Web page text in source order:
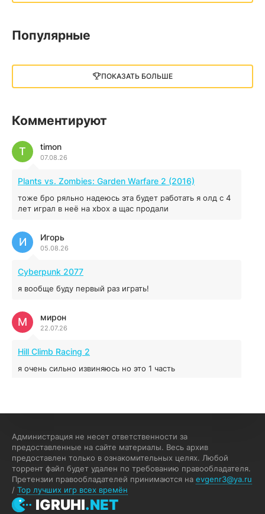
13.73 GB 2018
13 ГБ 2025
illWill
04.12.2025
MAFIA: THE OLD COUNTRY
44.98 ГБ 2025
04.12.2025
Red Chaos - The Strict Order
04.12.2025
16.95 ГБ
04.12.2025
Популярные
ПОКАЗАТЬ БОЛЬШЕ
Комментируют
timon
07.08.26
T
Plants vs. Zombies: Garden Warfare 2 (2016)
тоже бро ряльно надеюсь эта будет работать я олд с 4
лет играл в неё на xbox а щас продали
Игорь
05.08.26
И
Cyberpunk 2077
я вообще буду первый раз играть!
мирон
22.07.26
М
Hill Climb Racing 2
я очень сильно извиняюсь но это 1 часть
если эта для пс а не для пк какого лешего вы пишите
на пк !!!!! Сука ебланойды космические вы напишите
блять на пк с установлением Эмулятора сука калеки на
мозг блять последней стадии
Fannie
13.07.26
F IGRUHI.NET
Администрация не несет ответственности за
предоставленные на сайте материалы. Весь архив
предоставлен только в ознакомительных целях. Любой
торрент файл будет удален по требованию правообладателя.
Претензии правообладателей принимаются на evgenr3@ya.ru
/ Top лучших игр всех времён